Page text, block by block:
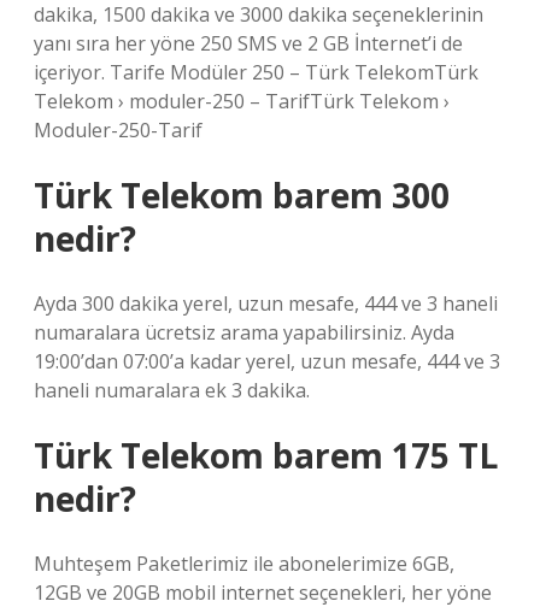
dakika, 1500 dakika ve 3000 dakika seçeneklerinin
yanı sıra her yöne 250 SMS ve 2 GB İnternet’i de
içeriyor. Tarife Modüler 250 – Türk TelekomTürk
Telekom › moduler-250 – TarifTürk Telekom ›
Moduler-250-Tarif
Türk Telekom barem 300
nedir?
Ayda 300 dakika yerel, uzun mesafe, 444 ve 3 haneli
numaralara ücretsiz arama yapabilirsiniz. Ayda
19:00’dan 07:00’a kadar yerel, uzun mesafe, 444 ve 3
haneli numaralara ek 3 dakika.
Türk Telekom barem 175 TL
nedir?
Muhteşem Paketlerimiz ile abonelerimize 6GB,
12GB ve 20GB mobil internet seçenekleri, her yöne